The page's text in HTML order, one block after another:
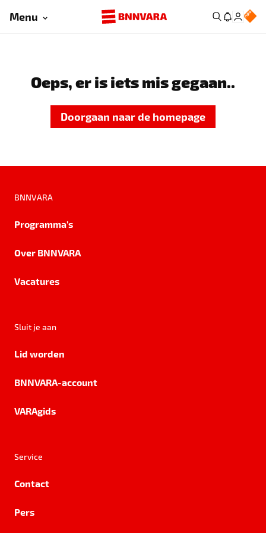
Menu
Oeps, er is iets mis gegaan..
Doorgaan naar de homepage
BNNVARA
Programma's
Over BNNVARA
Vacatures
Sluit je aan
Lid worden
BNNVARA-account
VARAgids
Service
Contact
Pers